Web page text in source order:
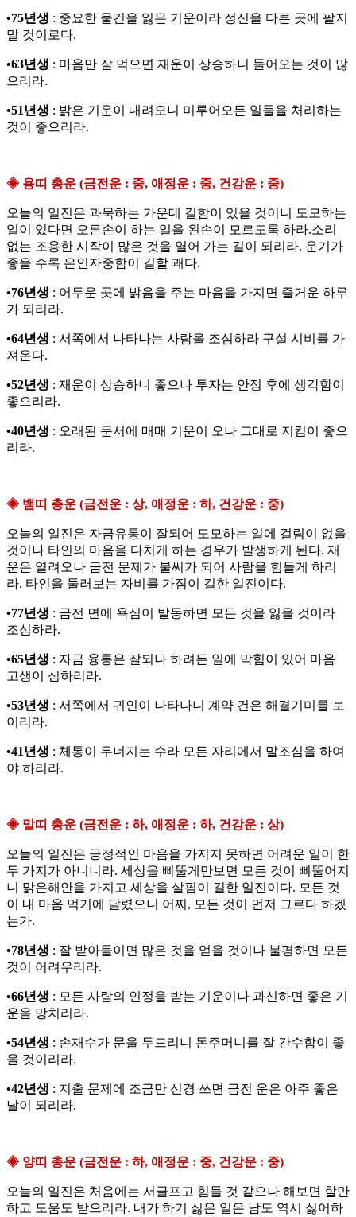
•75년생 : 중요한 물건을 잃은 기운이라 정신을 다른 곳에 팔지
말 것이로다.
•63년생 : 마음만 잘 먹으면 재운이 상승하니 들어오는 것이 많
으리라.
•51년생 : 밝은 기운이 내려오니 미루어오든 일들을 처리하는
것이 좋으리라.
◈ 용띠 총운 (금전운 : 중, 애정운 : 중, 건강운 : 중)
오늘의 일진은 과묵하는 가운데 길함이 있을 것이니 도모하는
일이 있다면 오른손이 하는 일을 왼손이 모르도록 하라.소리
없는 조용한 시작이 많은 것을 열어 가는 길이 되리라. 운기가
좋을 수록 은인자중함이 길할 괘다.
•76년생 : 어두운 곳에 밝음을 주는 마음을 가지면 즐거운 하루
가 되리라.
•64년생 : 서쪽에서 나타나는 사람을 조심하라 구설 시비를 가
져온다.
•52년생 : 재운이 상승하니 좋으나 투자는 안정 후에 생각함이
좋으리라.
•40년생 : 오래된 문서에 매매 기운이 오나 그대로 지킴이 좋으
리라.
◈ 뱀띠 총운 (금전운 : 상, 애정운 : 하, 건강운 : 중)
오늘의 일진은 자금유통이 잘되어 도모하는 일에 걸림이 없을
것이나 타인의 마음을 다치게 하는 경우가 발생하게 된다. 재
운은 열려오나 금전 문제가 불씨가 되어 사람을 힘들게 하리
라. 타인을 둘러보는 자비를 가짐이 길한 일진이다.
•77년생 : 금전 면에 욕심이 발동하면 모든 것을 잃을 것이라
조심하라.
•65년생 : 자금 융통은 잘되나 하려든 일에 막힘이 있어 마음
고생이 심하리라.
•53년생 : 서쪽에서 귀인이 나타나니 계약 건은 해결기미를 보
이리라.
•41년생 : 체통이 무너지는 수라 모든 자리에서 말조심을 하여
야 하리라.
◈ 말띠 총운 (금전운 : 하, 애정운 : 하, 건강운 : 상)
오늘의 일진은 긍정적인 마음을 가지지 못하면 어려운 일이 한
두 가지가 아니니라. 세상을 삐뚤게만보면 모든 것이 삐뚤어지
니 맑은해안을 가지고 세상을 살핌이 길한 일진이다. 모든 것
이 내 마음 먹기에 달렸으니 어찌, 모든 것이 먼저 그르다 하겠
는가.
•78년생 : 잘 받아들이면 많은 것을 얻을 것이나 불평하면 모든
것이 어려우리라.
•66년생 : 모든 사람의 인정을 받는 기운이나 과신하면 좋은 기
운을 망치리라.
•54년생 : 손재수가 문을 두드리니 돈주머니를 잘 간수함이 좋
을 것이리라.
•42년생 : 지출 문제에 조금만 신경 쓰면 금전 운은 아주 좋은
날이 되리라.
◈ 양띠 총운 (금전운 : 하, 애정운 : 중, 건강운 : 중)
오늘의 일진은 처음에는 서글프고 힘들 것 같으나 해보면 할만
하고 도움도 받으리라. 내가 하기 싫은 일은 남도 역시 싫어하